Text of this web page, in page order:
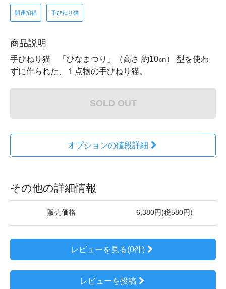
開運招福 手びねり猫
商品説明
手びねり猫 「ひなまつり」（高さ 約10㎝） 型を使わ
ずに作られた、１点物の手びねり猫。
SOLD OUT
オプションの値段詳細
その他の詳細情報
販売価格 6,380円(税580円)
レビューを見る(0件)
レビューを投稿